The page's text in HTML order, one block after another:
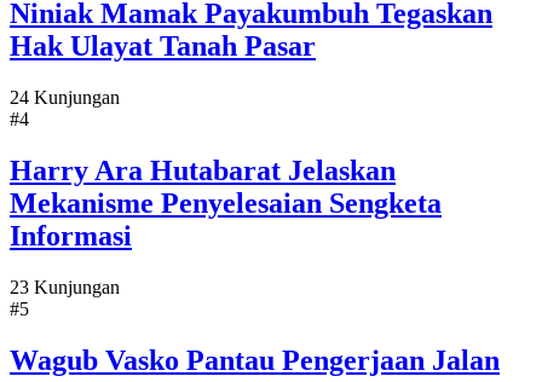
Niniak Mamak Payakumbuh Tegaskan
Hak Ulayat Tanah Pasar
24 Kunjungan
#4
Harry Ara Hutabarat Jelaskan
Mekanisme Penyelesaian Sengketa
Informasi
23 Kunjungan
#5
Wagub Vasko Pantau Pengerjaan Jalan